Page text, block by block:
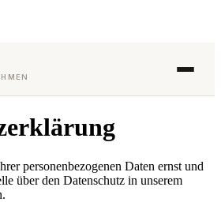
personenbezogenen Daten ernst und
über den Datenschutz in unserem